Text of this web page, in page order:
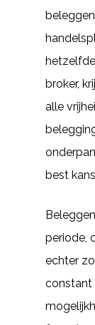
broker,
alle
best
periode,
echter
constant